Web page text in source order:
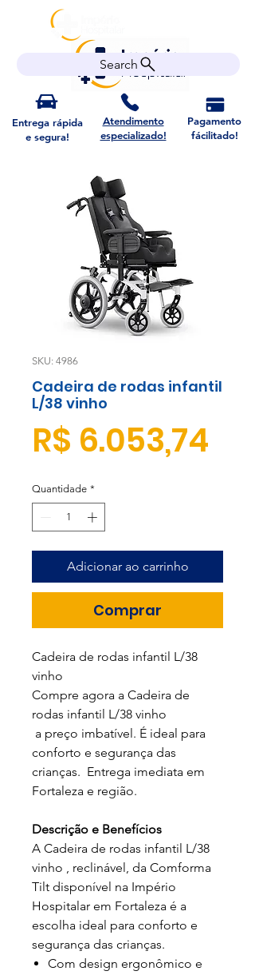
Search
Entrega rápida
e segura!
Atendimento
especializado!
Pagamento
fácilitado!
SKU: 4986
Cadeira de rodas infantil
L/38 vinho
R$ 6.053,74
Quantidade *
Adicionar ao carrinho
Comprar
Cadeira de rodas infantil L/38
vinho
Compre agora a Cadeira de
rodas infantil L/38 vinho
a preço imbatível. É ideal para
conforto e segurança das
crianças. Entrega imediata em
Fortaleza e região.
Descrição e Benefícios
A Cadeira de rodas infantil L/38
vinho , reclinável, da Comforma
Tilt disponível na Império
Hospitalar em Fortaleza é a
escolha ideal para conforto e
segurança das crianças.
Com design ergonômico e